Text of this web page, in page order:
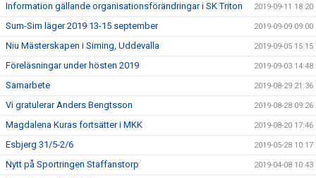
Information gällande organisationsförändringar i SK Triton 2019-09-11 18:20
Sum-Sim läger 2019 13-15 september 2019-09-09 09:00
Niu Mästerskapen i Siming, Uddevalla 2019-09-05 15:15
Föreläsningar under hösten 2019 2019-09-03 14:48
Samarbete 2019-08-29 21:36
Vi gratulerar Anders Bengtsson 2019-08-28 09:26
Magdalena Kuras fortsätter i MKK 2019-08-20 17:46
Esbjerg 31/5-2/6 2019-05-28 10:17
Nytt på Sportringen Staffanstorp 2019-04-08 10:43